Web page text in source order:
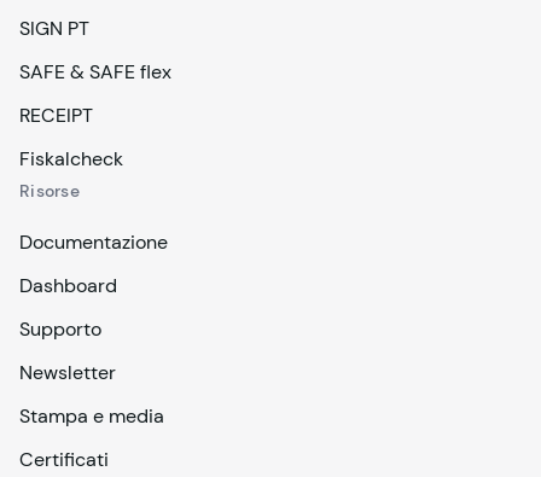
SIGN PT
SAFE & SAFE flex
RECEIPT
Fiskalcheck
Risorse
Documentazione
Dashboard
Supporto
Newsletter
Stampa e media
Certificati